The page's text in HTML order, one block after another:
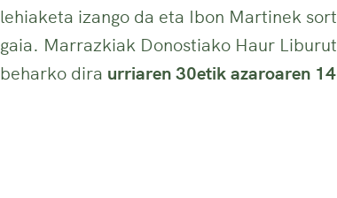
lehiaketa izango da eta Ibon Martinek
gaia. Marrazkiak Donostiako Haur
beharko dira urriaren 30etik azaroaren